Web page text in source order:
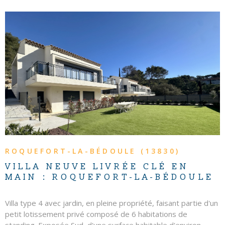
ROQUEFORT-LA-BÉDOULE (13830)
VILLA NEUVE LIVRÉE CLÉ EN
MAIN : ROQUEFORT-LA-BÉDOULE
Villa type 4 avec jardin, en pleine propriété, faisant partie d'un
petit lotissement privé composé de 6 habitations de
VOIR LE BIEN